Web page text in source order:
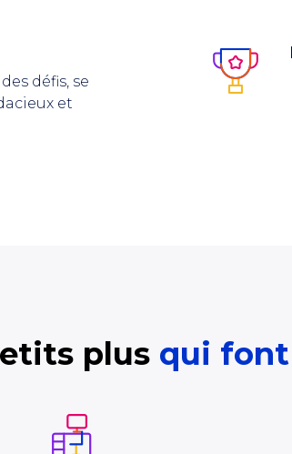
défis, se
et
plus qui